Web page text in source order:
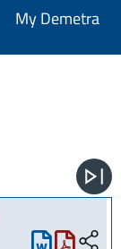
My Demetra